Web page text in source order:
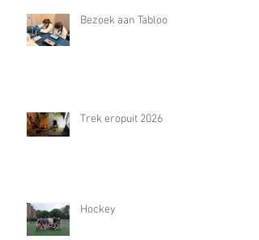
Bezoek aan Tabloo
Trek eropuit 2026
Hockey